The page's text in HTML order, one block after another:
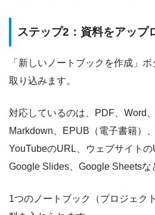
ステップ2：資料をアップ
「新しいノートブックを作成」
取り込みます。
対応しているのは、PDF、Word、
Markdown、EPUB（電子書籍）
YouTubeのURL、ウェブサイトの
Google Slides、Google Sheetsな
1つのノートブック（プロジェク